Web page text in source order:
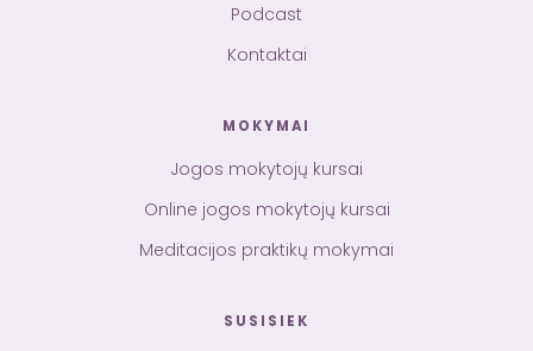
Podcast
Kontaktai
MOKYMAI
Jogos mokytojų kursai
Online jogos mokytojų kursai
Meditacijos praktikų mokymai
SUSISIEK